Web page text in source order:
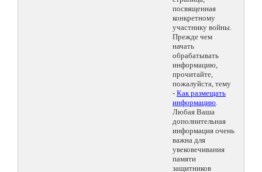
посвященная
конкретному
участнику войны.
Прежде чем
начать
обрабатывать
информацию,
прочитайте,
пожалуйста, тему
- Как размещать
информацию.
Любая Ваша
дополнительная
информация очень
важна для
увековечивания
памяти
защитников